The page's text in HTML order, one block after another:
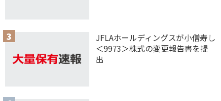
JFLAホールディングスが小僧寿し
＜9973＞株式の変更報告書を提
出